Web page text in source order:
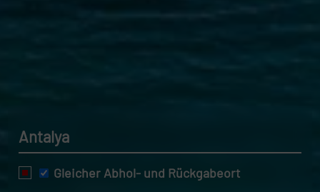
Antalya
Gleicher Abhol- und Rückgabeort